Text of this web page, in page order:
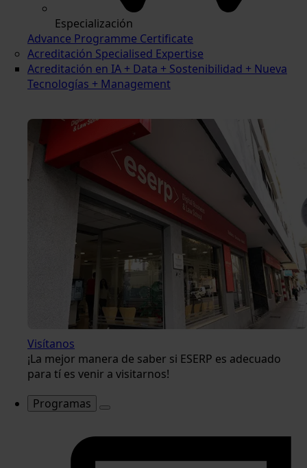
Especialización
Advance Programme Certificate
Acreditación Specialised Expertise
Acreditación en IA + Data + Sostenibilidad + Nueva
Tecnologías + Management
Visítanos
¡La mejor manera de saber si ESERP es adecuado
para tí es venir a visitarnos!
Programas